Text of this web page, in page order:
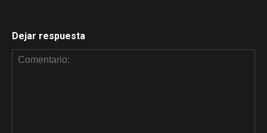
Dejar respuesta